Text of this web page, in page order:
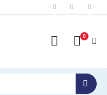
0